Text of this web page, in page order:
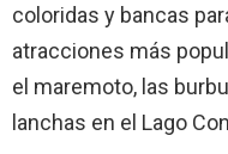
coloridas y bancas
atracciones más
el maremoto, las
lanchas en el Lago